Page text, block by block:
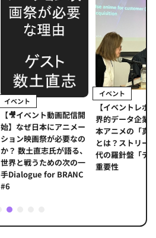
イベント
【🎥イベント動画配信開
始】なぜ日本にアニメー
ション映画祭が必要なの
か？ 数土直志氏が語る、
世界と戦うための次の一
手Dialogue for BRANC
#6
イベント
【イベントレポ
界的データ企業
本アニメの「真
とは？ストリー
代の羅針盤「デ
重要性
2